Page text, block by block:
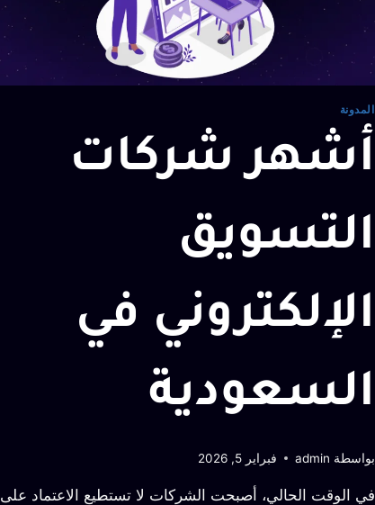
المدونة
أشهر شركات
التسويق
الإلكتروني في
السعودية
بواسطة admin فبراير 5, 2026
في الوقت الحالي، أصبحت الشركات لا تستطيع الاعتماد على